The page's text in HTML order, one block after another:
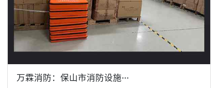
万霖消防：保山市消防设施···